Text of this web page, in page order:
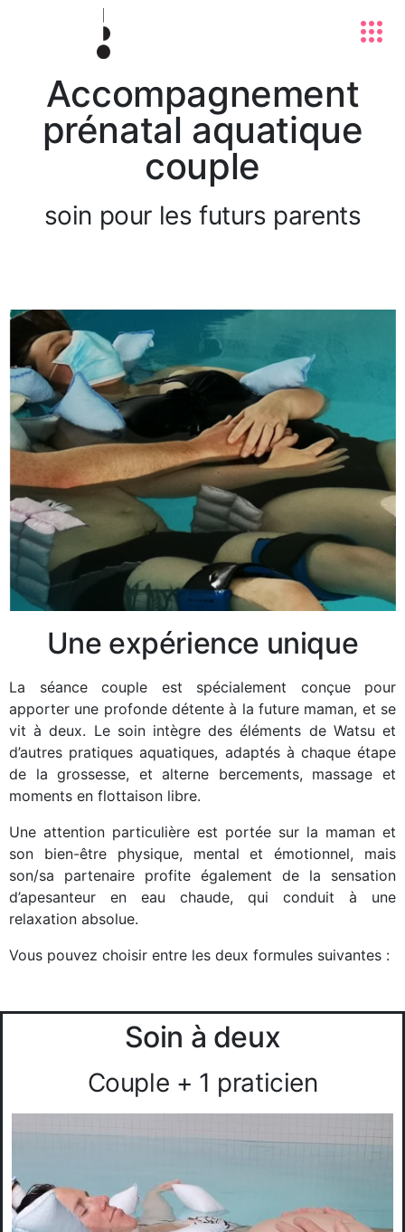
Accompagnement
prénatal aquatique
couple
soin pour les futurs parents
Une expérience unique
La séance couple est spécialement conçue pour
apporter une profonde détente à la future maman, et se
vit à deux. Le soin intègre des éléments de Watsu et
d’autres pratiques aquatiques, adaptés à chaque étape
de la grossesse, et alterne bercements, massage et
moments en flottaison libre.
Une attention particulière est portée sur la maman et
son bien-être physique, mental et émotionnel, mais
son/sa partenaire profite également de la sensation
d’apesanteur en eau chaude, qui conduit à une
relaxation absolue.
Vous pouvez choisir entre les deux formules suivantes :
Soin à deux
Couple + 1 praticien